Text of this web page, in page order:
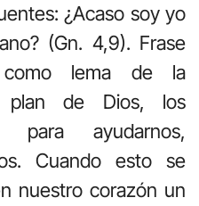
¿Acaso soy yo
(Gn. 4,9). Frase
lema de la
plan de Dios, los
para ayudarnos,
Cuando esto se
nuestro corazón un